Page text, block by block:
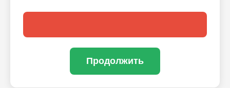
Продолжить